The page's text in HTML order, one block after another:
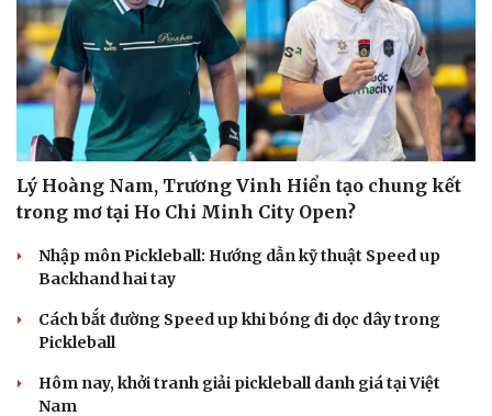
Lý Hoàng Nam, Trương Vinh Hiển tạo chung kết
trong mơ tại Ho Chi Minh City Open?
Nhập môn Pickleball: Hướng dẫn kỹ thuật Speed up
Backhand hai tay
Cách bắt đường Speed up khi bóng đi dọc dây trong
Pickleball
Hôm nay, khởi tranh giải pickleball danh giá tại Việt
Nam